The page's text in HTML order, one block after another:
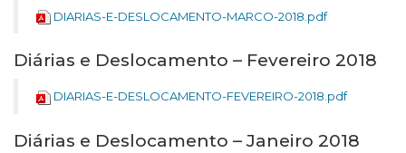
DIARIAS-E-DESLOCAMENTO-MARCO-2018.pdf
Diárias e Deslocamento – Fevereiro 2018
DIARIAS-E-DESLOCAMENTO-FEVEREIRO-2018.pdf
Diárias e Deslocamento – Janeiro 2018